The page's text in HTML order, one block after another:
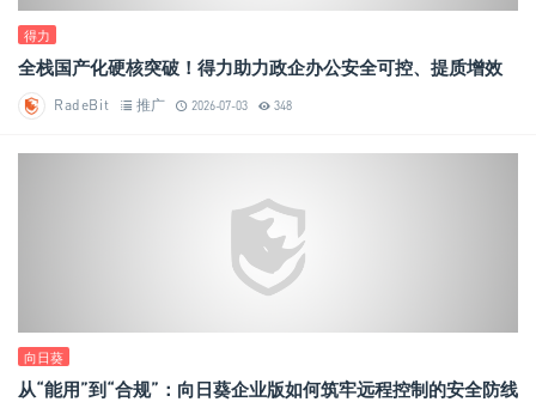
得力
全栈国产化硬核突破！得力助力政企办公安全可控、提质增效
RadeBit 推广 2026-07-03 348
向日葵
从“能用”到“合规”：向日葵企业版如何筑牢远程控制的安全防线